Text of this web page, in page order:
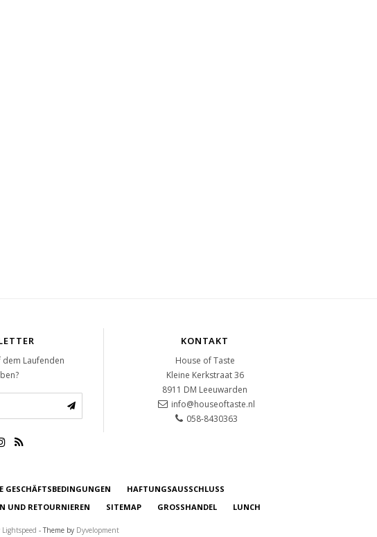
dem Laufenden
KONTAKT
House of Taste
Kleine Kerkstraat 36
8911 DM Leeuwarden
info@houseoftaste.nl
058-8430363
GESCHÄFTSBEDINGUNGEN
HAFTUNGSAUSSCHLUSS
UND RETOURNIEREN SITEMAP GROSSHANDEL LUNCH
Lightspeed - Theme by Dyvelopment